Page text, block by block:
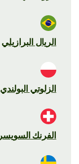
الريال البرازيلي
الزلوتي البولندي
الفرنك السويسري